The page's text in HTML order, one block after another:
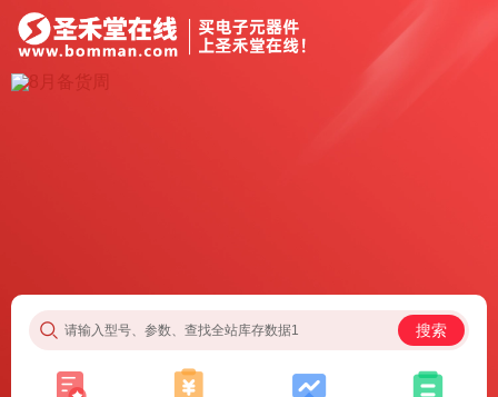
请输入型号、参数、查找全站库存数据1 搜索